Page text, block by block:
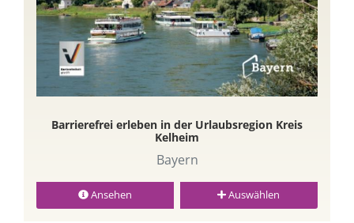
Barrierefrei erleben in der Urlaubsregion Kreis
Kelheim
Bayern
Ansehen Auswählen